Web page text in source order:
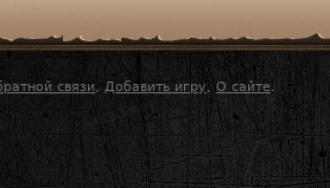
связи, Добавить игру,О сайте.